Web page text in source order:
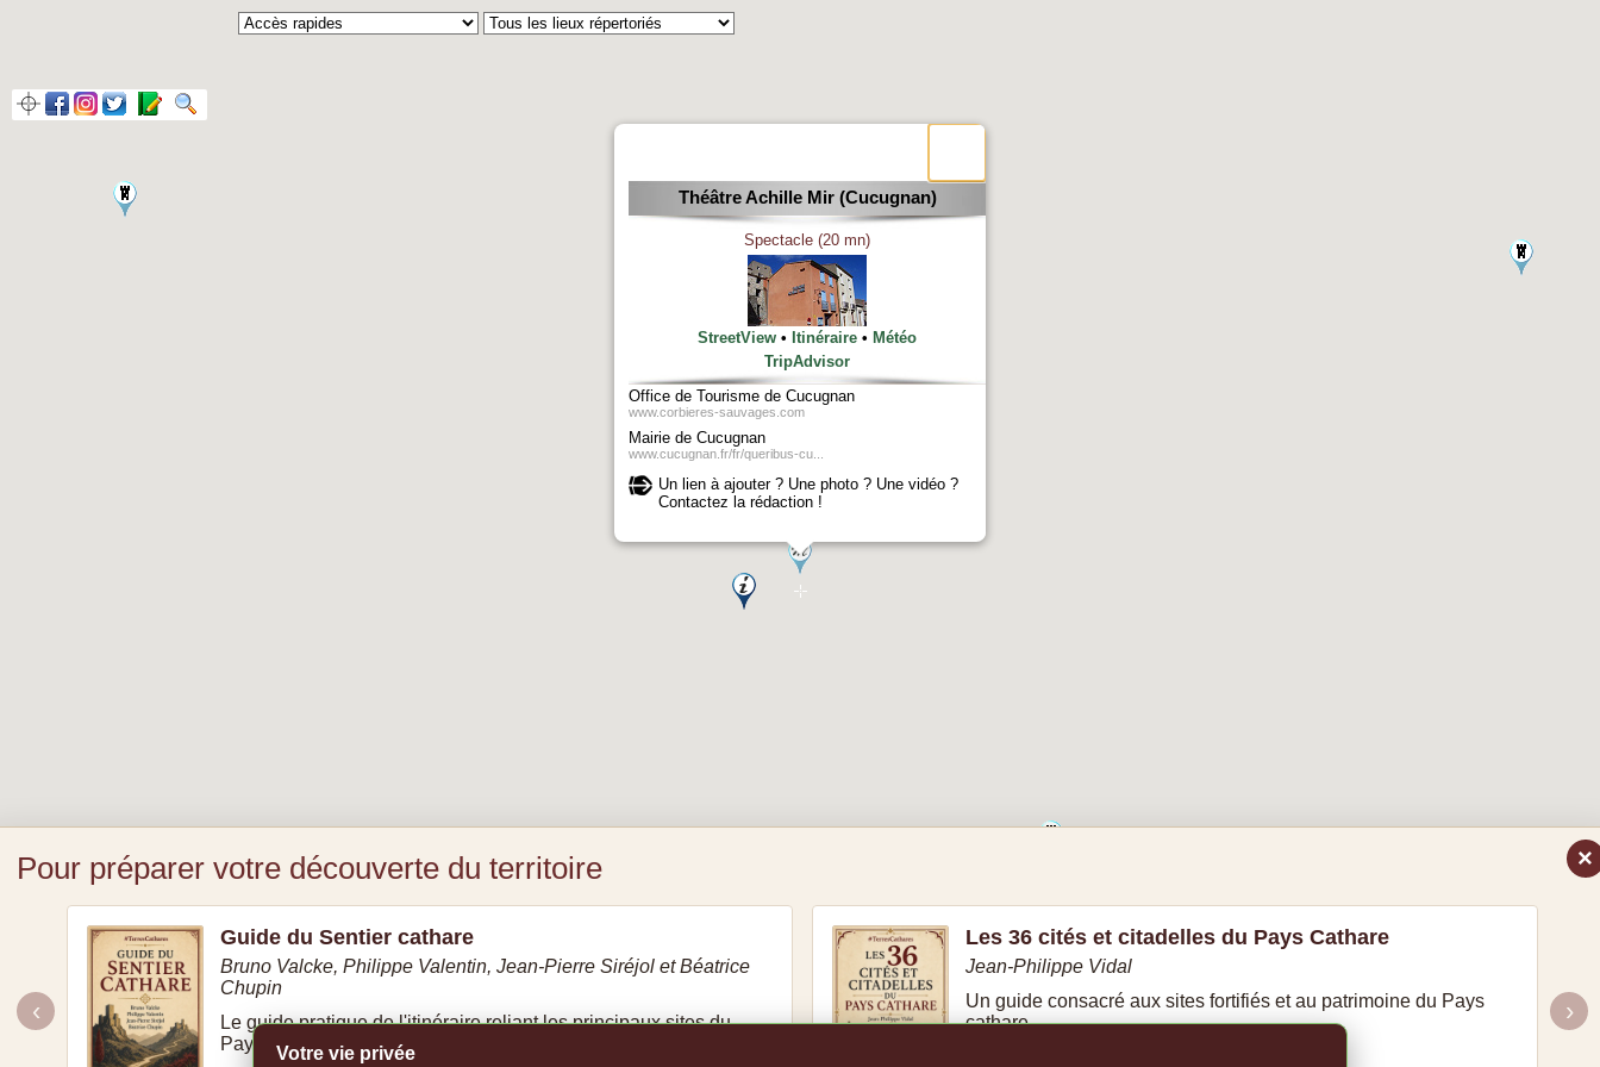
×
Pour préparer votre découverte du territoire
‹
Guide du Sentier cathare
Bruno Valcke, Philippe Valentin, Jean-Pierre Siréjol et Béatrice
Chupin
Le guide pratique de l'itinéraire reliant les principaux sites du
Pays cathare.
Les 36 cités et citadelles du Pays Cathare
Jean-Philippe Vidal
Un guide consacré aux sites fortifiés et au patrimoine du Pays
cathare.
›
Votre vie privée